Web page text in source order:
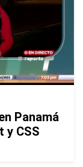
Panamá
y CSS